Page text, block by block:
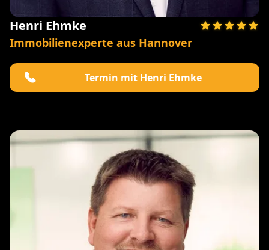
Henri Ehmke
Immobilienexperte aus Hannover
Termin mit Henri Ehmke